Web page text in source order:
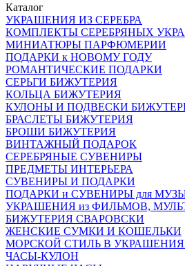
Каталог
УКРАШЕНИЯ ИЗ СЕРЕБРА
КОМПЛЕКТЫ СЕРЕБРЯНЫХ
МИНИАТЮРЫ ПАРФЮМЕРИИ
ПОДАРКИ к НОВОМУ ГОДУ
РОМАНТИЧЕСКИЕ ПОДАРКИ
СЕРЬГИ БИЖУТЕРИЯ
КОЛЬЦА БИЖУТЕРИЯ
КУЛОНЫ И ПОДВЕСКИ
БРАСЛЕТЫ БИЖУТЕРИЯ
БРОШИ БИЖУТЕРИЯ
ВИНТАЖНЫЙ ПОДАРОК
СЕРЕБРЯНЫЕ СУВЕНИРЫ
ПРЕДМЕТЫ ИНТЕРЬЕРА
СУВЕНИРЫ И ПОДАРКИ
ПОДАРКИ и СУВЕНИРЫ для
УКРАШЕНИЯ из ФИЛЬМОВ,
БИЖУТЕРИЯ СВАРОВСКИ
ЖЕНСКИЕ СУМКИ И КОШЕЛЬКИ
МОРСКОЙ СТИЛЬ В
ЧАСЫ-КУЛОН